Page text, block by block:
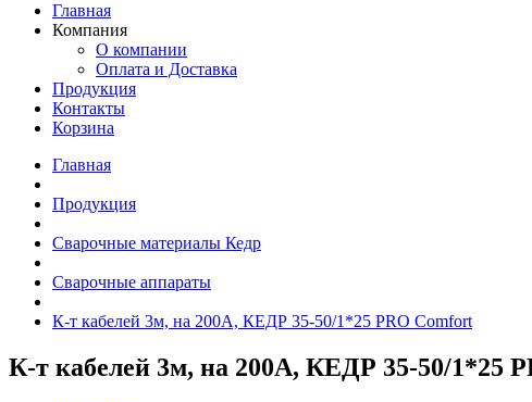
Главная
Компания
О компании
Оплата и Доставка
Продукция
Контакты
Корзина
Главная
Продукция
Сварочные материалы Кедр
Сварочные аппараты
К-т кабелей 3м, на 200А, КЕДР 35-50/1*25 PRO Comfort
К-т кабелей 3м, на 200А, КЕДР 35-50/1*25